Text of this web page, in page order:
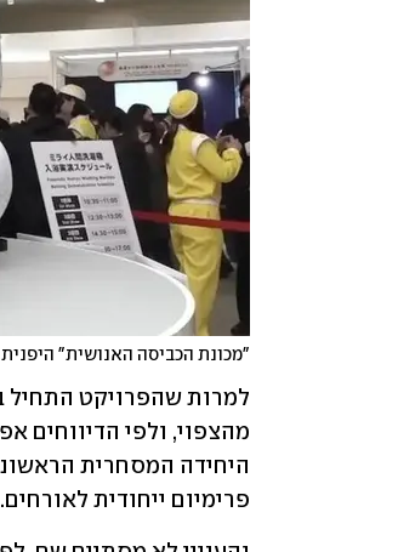
"מכונת הכביסה האנושית" היפנית
פרימיום ייחודית לאורחים.